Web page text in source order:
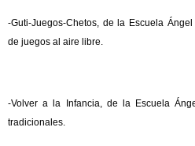
-Guti-Juegos-Chetos, de la Escuela
de juegos al aire libre.
-Volver a la Infancia, de la Escuela
tradicionales.